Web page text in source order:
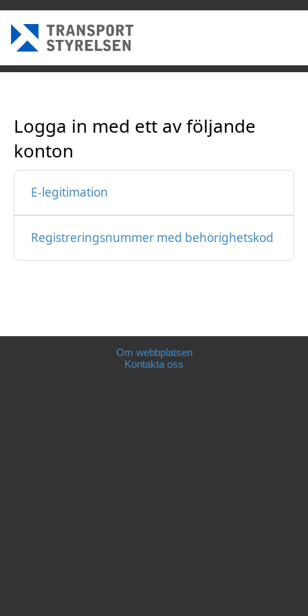
Logga in med ett av följande
konton
E-legitimation
Registreringsnummer med behörighetskod
Om webbplatsen
Kontakta oss